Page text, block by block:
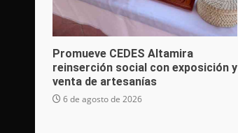
Promueve CEDES Altamira
reinserción social con exposición y
venta de artesanías
6 de agosto de 2026